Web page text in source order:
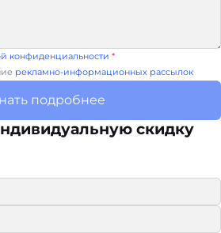
конфиденциальности *
рекламно-информационных рассылок
подробнее
скидку